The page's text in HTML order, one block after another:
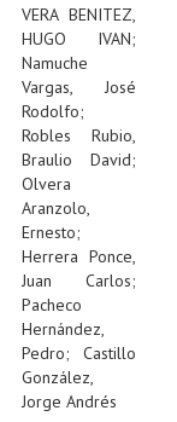
VERA BENITEZ,
HUGO IVAN;
Namuche
Vargas, José
Rodolfo;
Robles Rubio,
Braulio David;
Olvera
Aranzolo,
Ernesto;
Herrera Ponce,
Juan Carlos;
Pacheco
Hernández,
Pedro; Castillo
González,
Jorge Andrés